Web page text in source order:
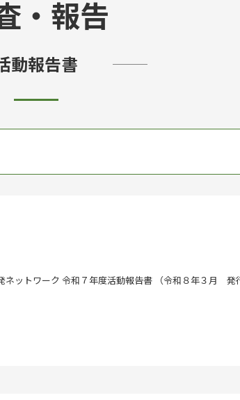
・報告
動報告書
ネットワーク 令和７年度活動報告書 （令和８年３月 発